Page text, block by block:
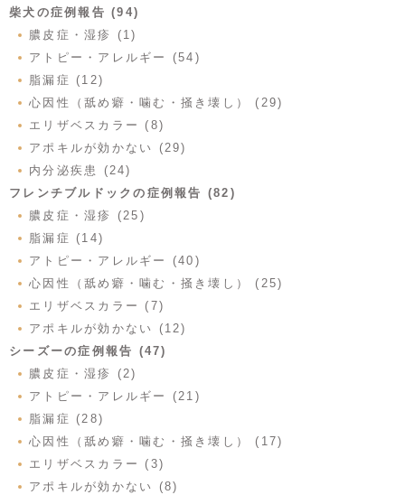
柴犬の症例報告 (94)
膿皮症・湿疹 (1)
アトピー・アレルギー (54)
脂漏症 (12)
心因性（舐め癖・噛む・掻き壊し） (29)
エリザベスカラー (8)
アポキルが効かない (29)
内分泌疾患 (24)
フレンチブルドックの症例報告 (82)
膿皮症・湿疹 (25)
脂漏症 (14)
アトピー・アレルギー (40)
心因性（舐め癖・噛む・掻き壊し） (25)
エリザベスカラー (7)
アポキルが効かない (12)
シーズーの症例報告 (47)
膿皮症・湿疹 (2)
アトピー・アレルギー (21)
脂漏症 (28)
心因性（舐め癖・噛む・掻き壊し） (17)
エリザベスカラー (3)
アポキルが効かない (8)